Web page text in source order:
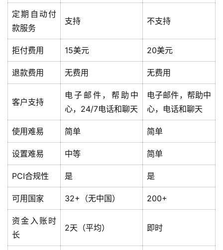
定期自动付
款服务
支持 不支持
拒付费用 15美元 20美元
退款费用 无费用 无费用
客户支持
电子邮件，帮助中
心，24/7电话和聊天
电子邮件，帮助中
心，电话和聊天
使用难易 简单 简单
设置难易 中等 简单
PCI合规性 是 是
可用国家 32+（无中国） 200+
资金入账时
长
2天（平均） 即时